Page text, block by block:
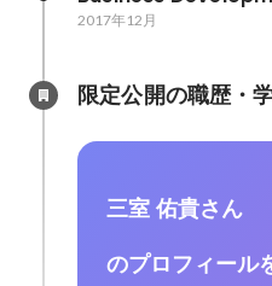
2017年12月
限定公開の職歴・
三室 佑貴さん
のプロフィール